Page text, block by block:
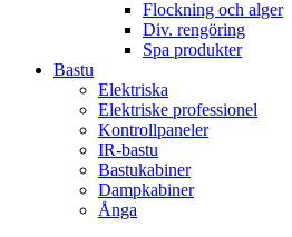
Flockning och alger
Div. rengöring
Spa produkter
Bastu
Elektriska
Elektriske professionel
Kontrollpaneler
IR-bastu
Bastukabiner
Dampkabiner
Ånga